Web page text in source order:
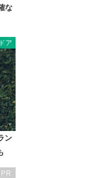
な
ア
ン
PR